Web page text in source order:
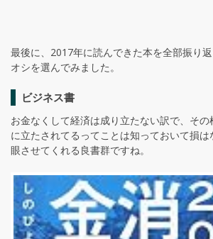
最後に、2017年に読んできた本を全部振り
オシを選んでみました。
ビジネス書
お金なくして経済は成り立たない訳で、そ
に立たされてるってことは知っておいて損
眼させてくれる良書群ですね。